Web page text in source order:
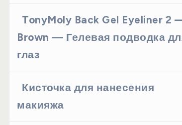
TonyMoly Back Gel Eyeliner 2
Brown — Гелевая подводка
глаз
Кисточка для нанесения
макияжа